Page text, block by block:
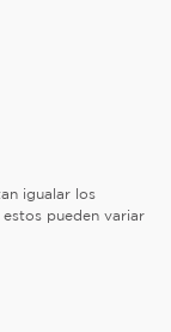
igualar los
pueden variar